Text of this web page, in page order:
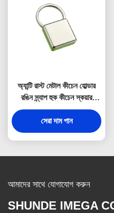
অ্যান্টি রাস্ট মেটাল কীচেন হোল্ডার
রঙিন স্ন্যাপ হুক কীচেন স্কয়ার
প্লাস্টিক
সেরা দাম পান
আমাদের সাথে যোগাযোগ করুন
SHUNDE IMEGA